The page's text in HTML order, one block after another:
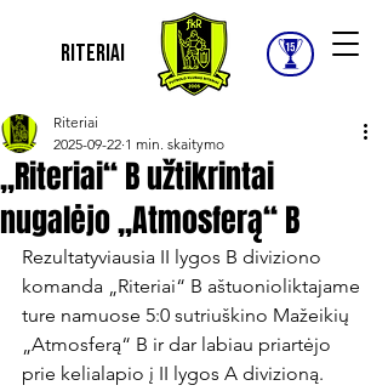
Riteriai
„Riteriai“ B užtikrintai
nugalėjo „Atmosferą“ B
Riteriai
2025-09-22 1 min. skaitymo
Rezultatyviausia II lygos B diviziono
komanda „Riteriai“ B aštuonioliktajame
ture namuose 5:0 sutriuškino Mažeikių
„Atmosferą“ B ir dar labiau priartėjo
prie kelialapio į II lygos A divizioną.